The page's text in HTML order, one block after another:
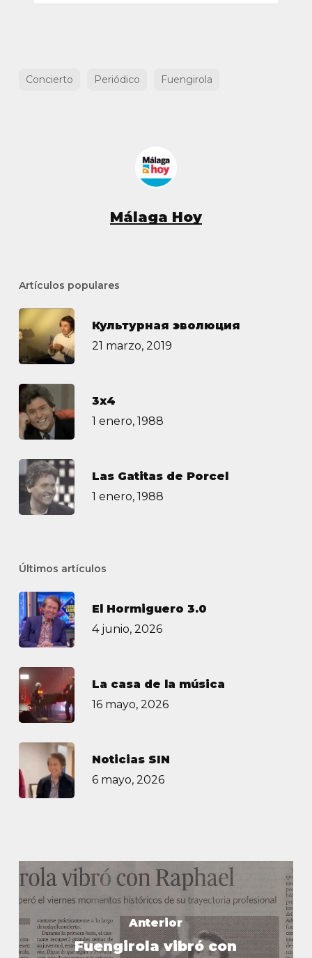
Concierto Periódico Fuengirola
Málaga Hoy
Artículos populares
Культурная эволюция
21 marzo, 2019
3х4
1 enero, 1988
Las Gatitas de Porcel
1 enero, 1988
Últimos artículos
El Hormiguero 3.0
4 junio, 2026
La casa de la música
16 mayo, 2026
Noticias SIN
6 mayo, 2026
Anterior
Fuengirola vibró con